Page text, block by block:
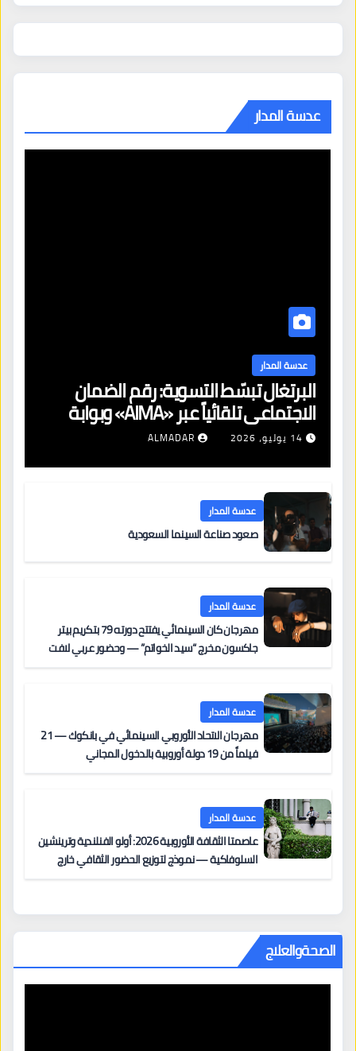
عدسة المدار
عدسة المدار
البرتغال تبسّط التسوية: رقم الضمان
الاجتماعي تلقائياً عبر «AIMA» وبوابة
جديدة لتجديد الإقامات
14 يوليو، 2026 ALMADAR
عدسة المدار
صعود صناعة السينما السعودية
عدسة المدار
مهرجان كان السينمائي يفتتح دورته 79 بتكريم بيتر
جاكسون مخرج “سيد الخواتم” — وحضور عربي لافت
عدسة المدار
مهرجان الاتحاد الأوروبي السينمائي في بانكوك — 21
فيلماً من 19 دولة أوروبية بالدخول المجاني
عدسة المدار
عاصمتا الثقافة الأوروبية 2026: أولو الفنلندية وترينشين
السلوفاكية — نموذج لتوزيع الحضور الثقافي خارج
الصحةوالعلاج